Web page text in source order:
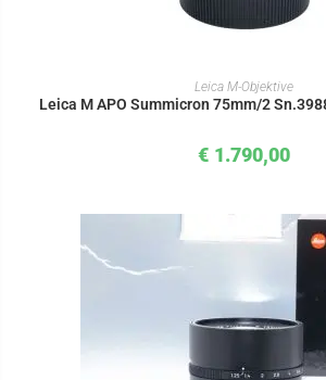
IN DEN WARENKORB
Leica M-Objektive
Leica M APO Summicron 75mm/2
€ 1.790,00